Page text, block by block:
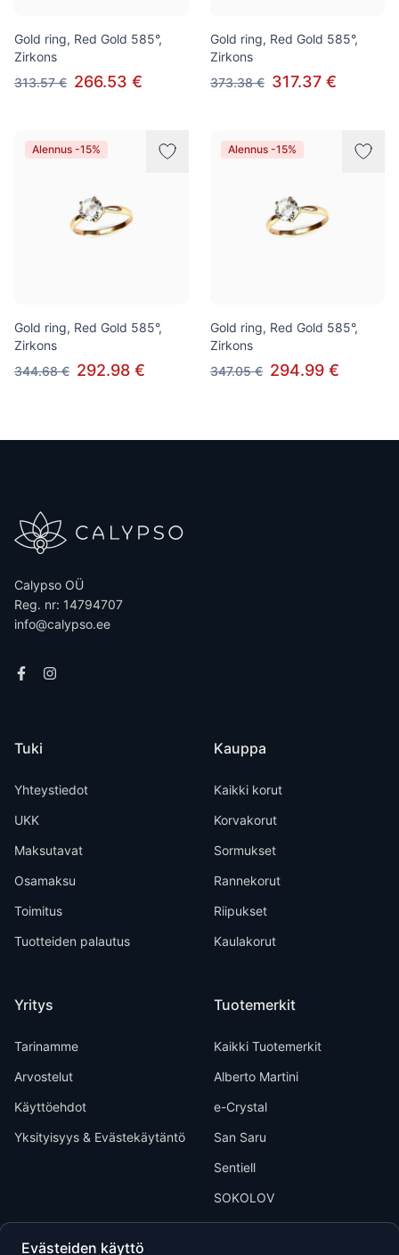
Gold ring, Red Gold 585°,
Zirkons
313.57 € 266.53 €
Gold ring, Red Gold 585°,
Zirkons
373.38 € 317.37 €
Alennus -15%
Gold ring, Red Gold 585°,
Zirkons
344.68 € 292.98 €
Alennus -15%
Gold ring, Red Gold 585°,
Zirkons
347.05 € 294.99 €
Calypso OÜ
Reg. nr: 14794707
info@calypso.ee
Tuki
Yhteystiedot
UKK
Maksutavat
Osamaksu
Toimitus
Tuotteiden palautus
Yritys
Tarinamme
Arvostelut
Käyttöehdot
Yksityisyys & Evästekäytäntö
Kauppa
Kaikki korut
Korvakorut
Sormukset
Rannekorut
Riipukset
Kaulakorut
Tuotemerkit
Kaikki Tuotemerkit
Alberto Martini
e-Crystal
San Saru
Sentiell
SOKOLOV
Evästeiden käyttö